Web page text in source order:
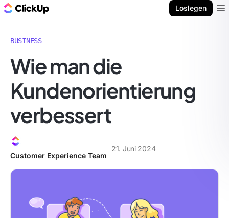
Loslegen
BUSINESS
Wie man die
Kundenorientierung
verbessert
Customer Experience Team
21. Juni 2024